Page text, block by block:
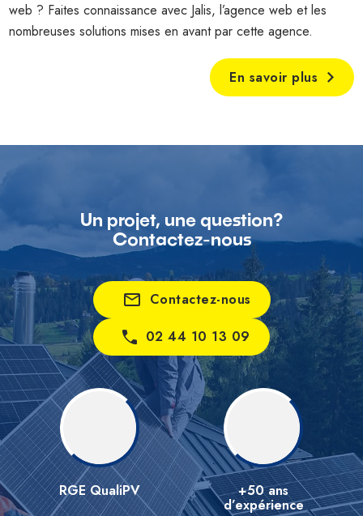
web ? Faites connaissance avec Jalis, l’agence web et les
nombreuses solutions mises en avant par cette agence.
En savoir plus
Un projet, une question?
Contactez-nous
mail_outline Contactez-nous
02 44 10 13 09
RGE QualiPV +50 ans
d’expérience